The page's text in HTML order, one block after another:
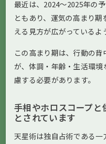
最近は、2024〜2025年の
ともあり、運気の高まり
える見方が広がっているよ
この高まり期は、行動の
が、体調・年齢・生活環
慮する必要があります。
手相やホロスコープと
とされています
天星術は独自占術である